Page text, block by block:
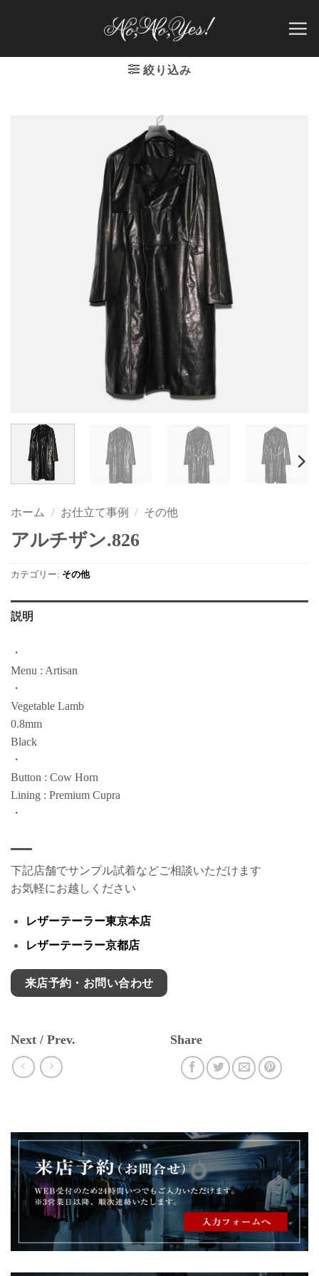
絞り込み
ホーム / お仕立て事例 / その他
アルチザン.826
カテゴリー: その他
説明
・
Menu : Artisan
・
Vegetable Lamb
0.8mm
Black
・
Button : Cow Horn
Lining : Premium Cupra
・
下記店舗でサンプル試着などご相談いただけます
お気軽にお越しください
レザーテーラー東京本店
レザーテーラー京都店
来店予約・お問い合わせ
Next / Prev. Share